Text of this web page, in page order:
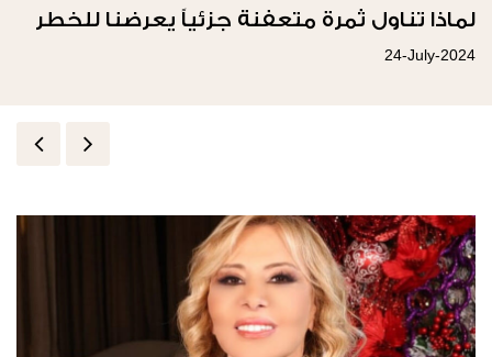
لماذا تناول ثمرة متعفنة جزئياً يعرضنا للخطر
24-July-2024